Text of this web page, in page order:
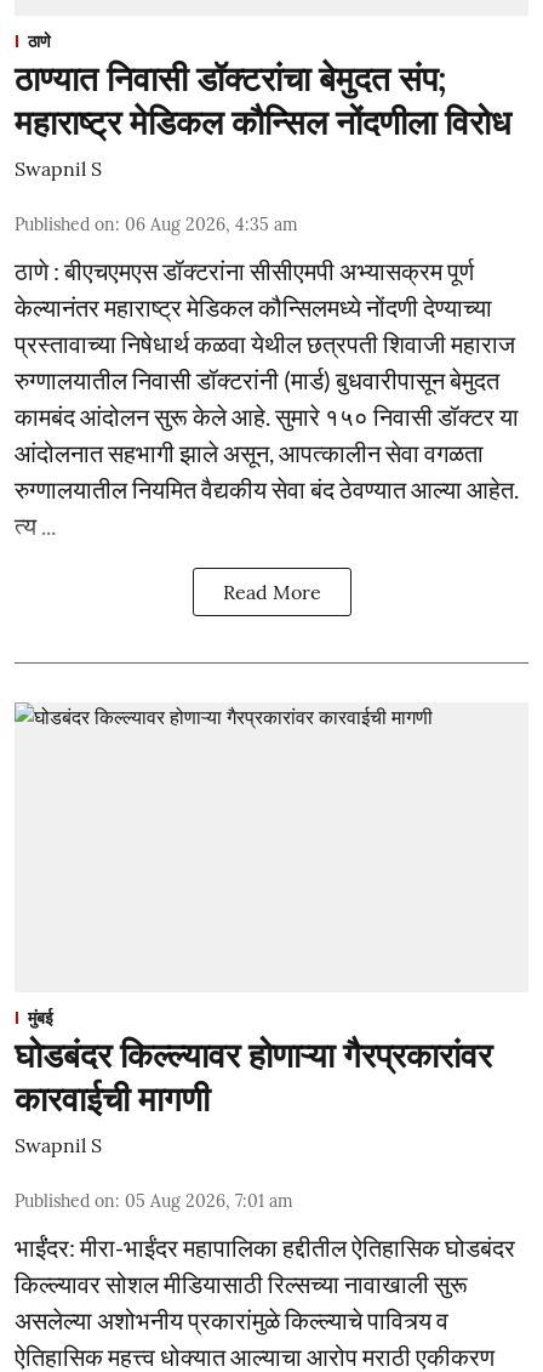
ठाणे
ठाण्यात निवासी डॉक्टरांचा बेमुदत संप;
महाराष्ट्र मेडिकल कौन्सिल नोंदणीला विरोध
Swapnil S
Published on: 06 Aug 2026, 4:35 am
ठाणे : बीएचएमएस डॉक्टरांना सीसीएमपी अभ्यासक्रम पूर्ण
केल्यानंतर महाराष्ट्र मेडिकल कौन्सिलमध्ये नोंदणी देण्याच्या
प्रस्तावाच्या निषेधार्थ कळवा येथील छत्रपती शिवाजी महाराज
रुग्णालयातील निवासी डॉक्टरांनी (मार्ड) बुधवारीपासून बेमुदत
कामबंद आंदोलन सुरू केले आहे. सुमारे १५० निवासी डॉक्टर या
आंदोलनात सहभागी झाले असून, आपत्कालीन सेवा वगळता
रुग्णालयातील नियमित वैद्यकीय सेवा बंद ठेवण्यात आल्या आहेत.
त्य ...
Read More
मुंबई
घोडबंदर किल्ल्यावर होणाऱ्या गैरप्रकारांवर
कारवाईची मागणी
Swapnil S
Published on: 05 Aug 2026, 7:01 am
भाईंंदर: मीरा-भाईंदर महापालिका हद्दीतील ऐतिहासिक घोडबंदर
किल्ल्यावर सोशल मीडियासाठी रिल्सच्या नावाखाली सुरू
असलेल्या अशोभनीय प्रकारांमुळे किल्ल्याचे पावित्र्य व
ऐतिहासिक महत्त्व धोक्यात आल्याचा आरोप मराठी एकीकरण